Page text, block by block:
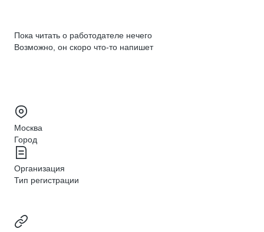
Пока читать о работодателе нечего
Возможно, он скоро что‑то напишет
Москва
Город
Организация
Тип регистрации